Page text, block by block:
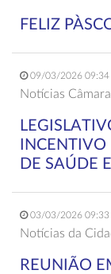
FELIZ
09/03/2026 09:34
Notícias Câmara
DE SAÚDE
03/03/2026 09:33
Notícias da
REUNIÃO